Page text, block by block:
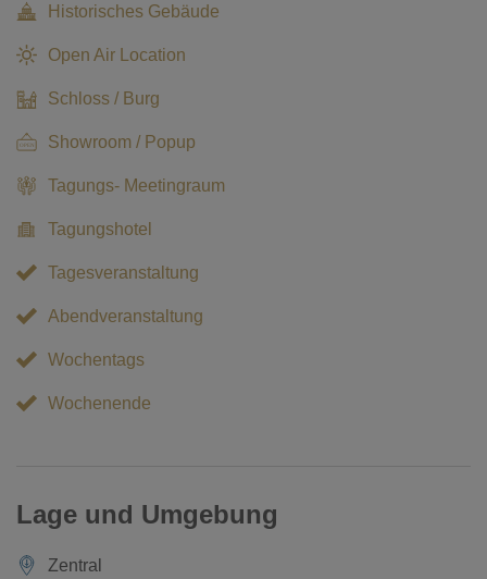
Historisches Gebäude
Open Air Location
Schloss / Burg
Showroom / Popup
Tagungs- Meetingraum
Tagungshotel
Tagesveranstaltung
Abendveranstaltung
Wochentags
Wochenende
Lage und Umgebung
Zentral